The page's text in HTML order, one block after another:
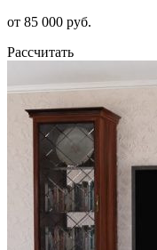
от 85 000 руб.
Рассчитать